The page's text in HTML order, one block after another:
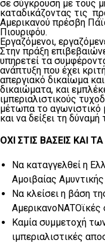
σε σύγκρουση με τους
καταδικάζοντας τις
Αμερικανού πρέσβη
Πιουριφόυ.
Εργαζόμενοι,
Στην πράξη
υπηρετεί τα
ανάπτυξη που έχει
απεργιακό δικαίωμα
δικαιώματα, και
ιμπεριαλιστικούς
μέτωπα το αγωνιστικό
και να δείξει τη δύναμή
ΟΧΙ ΣΤΙΣ ΒΑΣΕΙΣ KAI
Να καταγγελθεί η
Αμοιβαίας
Να κλείσει η βάση
ΑμερικανοΝΑΤΟϊκές
Καμία συμμετοχή
ιμπεριαλιστικές